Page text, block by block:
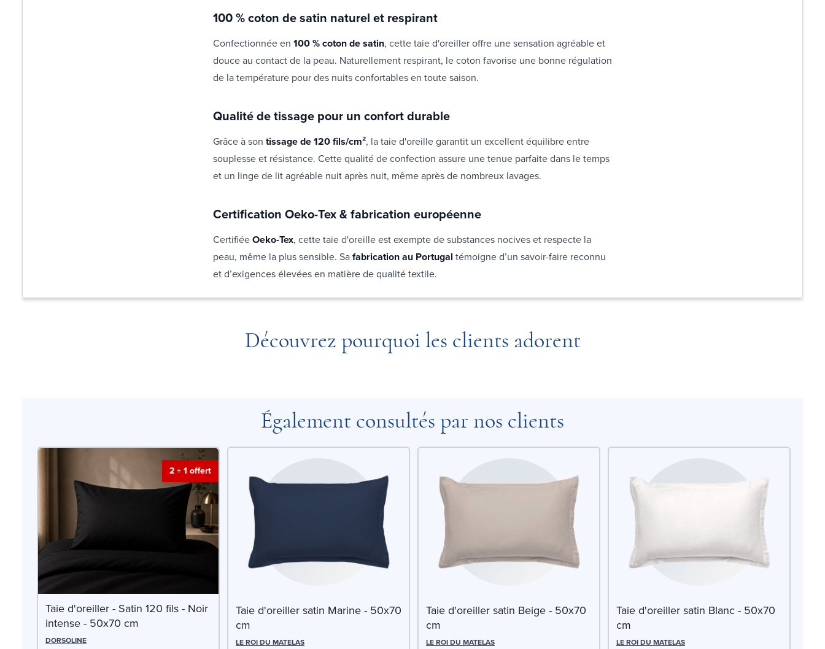
100 % coton de satin naturel et respirant
Confectionnée en 100 % coton de satin, cette taie d'oreiller offre une sensation agréable et
douce au contact de la peau. Naturellement respirant, le coton favorise une bonne régulation
de la température pour des nuits confortables en toute saison.
Qualité de tissage pour un confort durable
Grâce à son tissage de 120 fils/cm², la taie d'oreille garantit un excellent équilibre entre
souplesse et résistance. Cette qualité de confection assure une tenue parfaite dans le temps
et un linge de lit agréable nuit après nuit, même après de nombreux lavages.
Certification Oeko-Tex & fabrication européenne
CertifiéeOeko-Tex, cette taie d'oreille est exempte de substances nocives et respecte la
peau, même la plus sensible. Safabrication au Portugal témoigne d’un savoir-faire reconnu
et d’exigences élevées en matière de qualité textile.
Découvrez pourquoi les clients adorent
Également consultés par nos clients
2 + 1 offert
Taie d'oreiller - Satin 120 fils - Noir
intense - 50x70 cm
DORSOLINE
Taie d'oreiller satin Marine - 50x70
cm
LE ROI DU MATELAS
Taie d'oreiller satin Beige - 50x70
cm
LE ROI DU MATELAS
Taie d'oreiller satin Blanc - 50x70
cm
LE ROI DU MATELAS